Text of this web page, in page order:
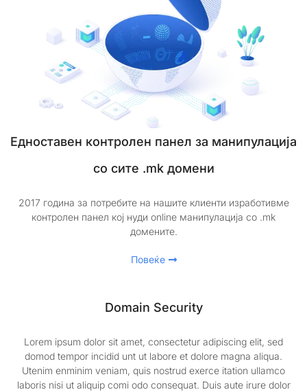
Едноставен контролен панел за манипулација
со сите .mk домени
2017 година за потребите на нашите клиенти изработивме
контролен панел кој нуди online манипулација со .mk
домените.
Повеќе
Domain Security
Lorem ipsum dolor sit amet, consectetur adipiscing elit, sed
domod tempor incidid unt ut labore et dolore magna aliqua.
Utenim enminim veniam, quis nostrud exerce itation ullamco
laboris nisi ut aliquip comi odo consequat. Duis aute irure dolor